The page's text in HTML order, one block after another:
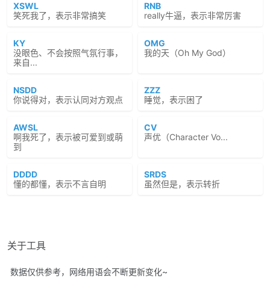
XSWL
笑死我了，表示非常搞笑
RNB
really牛逼，表示非常厉害
KY
没眼色、不会按照气氛行事，
来自...
OMG
我的天（Oh My God）
NSDD
你说得对，表示认同对方观点
ZZZ
睡觉，表示困了
AWSL
啊我死了，表示被可爱到或萌
到
CV
声优（Character Vo...
DDDD
懂的都懂，表示不言自明
SRDS
虽然但是，表示转折
关于工具
数据仅供参考，网络用语会不断更新变化~